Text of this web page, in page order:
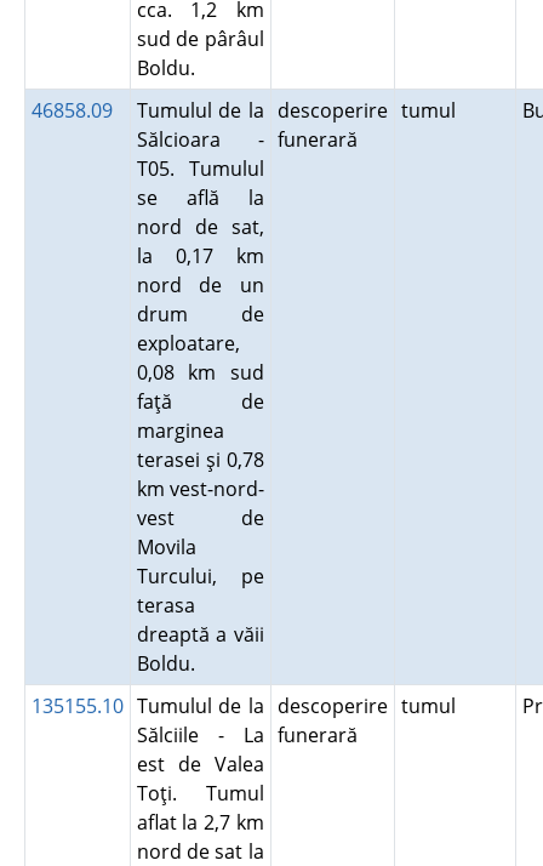
cca. 1,2 km
sud de pârâul
Boldu.
46858.09
Tumulul de la
Sălcioara -
T05. Tumulul
se află la
nord de sat,
la 0,17 km
nord de un
drum de
exploatare,
0,08 km sud
faţă de
marginea
terasei şi 0,78
km vest-nord-
vest de
Movila
Turcului, pe
terasa
dreaptă a văii
Boldu.
descoperire
funerară
tumul
135155.10 Tumulul de la
Sălciile - La
est de Valea
Toţi. Tumul
aflat la 2,7 km
nord de sat la
descoperire
funerară
tumul